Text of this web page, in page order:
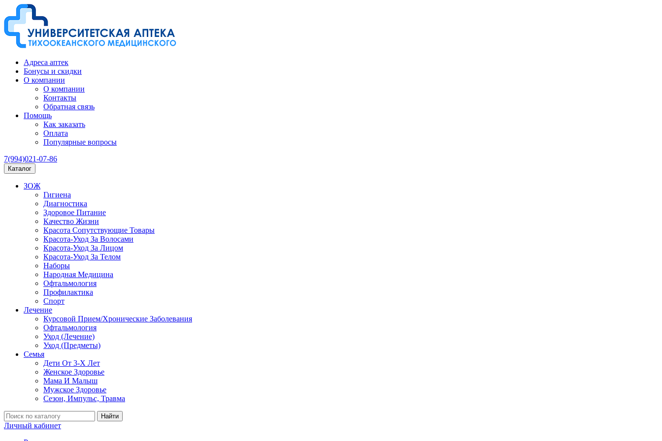
Адреса аптек
Бонусы и скидки
О компании
О компании
Контакты
Обратная связь
Помощь
Как заказать
Оплата
Популярные вопросы
7(994)021-07-86
Каталог
ЗОЖ
Гигиена
Диагностика
Здоровое Питание
Качество Жизни
Красота Сопутствующие Товары
Красота-Уход За Волосами
Красота-Уход За Лицом
Красота-Уход За Телом
Наборы
Народная Медицина
Офтальмология
Профилактика
Спорт
Лечение
Курсовой Прием/Хронические Заболевания
Офтальмология
Уход (Лечение)
Уход (Предметы)
Семья
Дети От 3-Х Лет
Женское Здоровье
Мама И Малыш
Мужское Здоровье
Сезон, Импульс, Травма
Найти
Личный кабинет